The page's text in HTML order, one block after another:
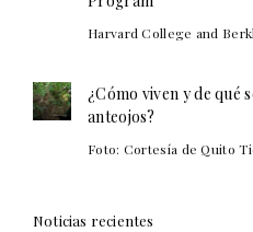
Harvard College and
¿Cómo viven y de qué
anteojos?
Foto: Cortesía de Quito
Noticias recientes